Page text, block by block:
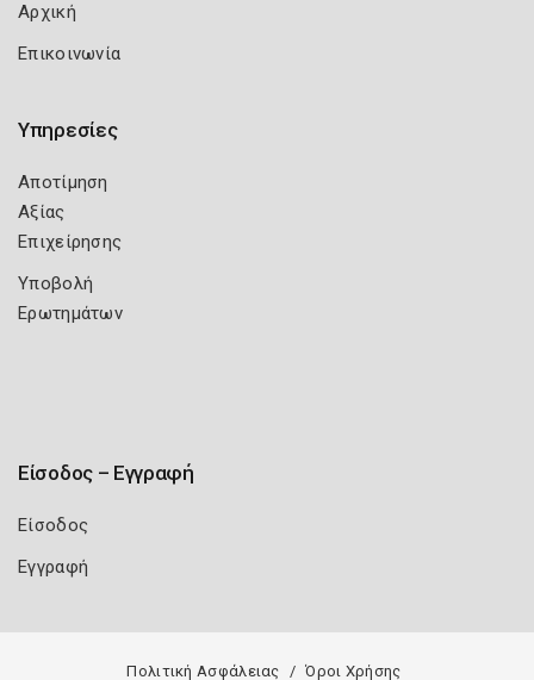
Αρχική
Επικοινωνία
Υπηρεσίες
Αποτίμηση
Αξίας
Επιχείρησης
Υποβολή
Ερωτημάτων
Είσοδος – Εγγραφή
Είσοδος
Εγγραφή
Πολιτική Ασφάλειας Όροι Χρήσης